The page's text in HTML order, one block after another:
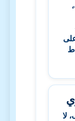
على
لا